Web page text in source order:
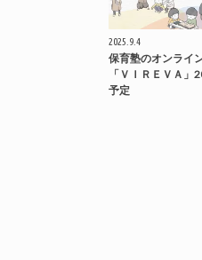
2025.9.4
保育塾のオンライ
「ＶＩＲＥＶＡ」
予定